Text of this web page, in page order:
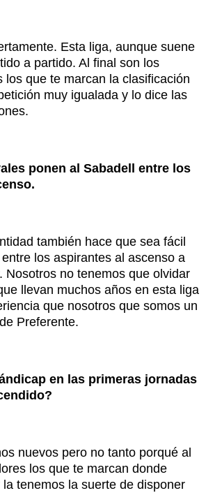
Esta liga, aunque suene
a partido. Al final son los
los que te marcan la clasificación
muy igualada y lo dice las
ponen al Sabadell entre los
también hace que sea fácil
los aspirantes al ascenso a
Nosotros no tenemos que olvidar
llevan muchos años en esta liga
que nosotros que somos un
Preferente.
en las primeras jornadas
nuevos pero no tanto porqué al
los que te marcan donde
tenemos la suerte de disponer